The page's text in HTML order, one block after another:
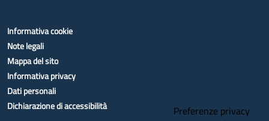
Informativa cookie
Note legali
Mappa del sito
Informativa privacy
Dati personali
Dichiarazione di accessibilità